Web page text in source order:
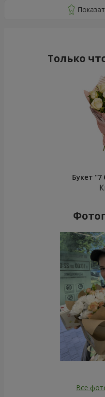
Только
Букет "7
Все